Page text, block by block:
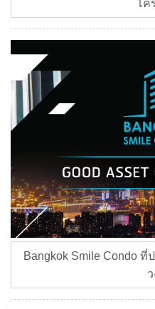
โค
Bangkok Smile Condo